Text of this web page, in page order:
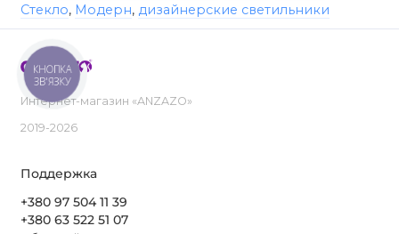
Стекло, Модерн, дизайнерские светильники
Интернет-магазин «ANZAZO»
2019-2026
Поддержка
+380 97 504 11 39
+380 63 522 51 07
КНОПКА
ЗВ'ЯЗКУ